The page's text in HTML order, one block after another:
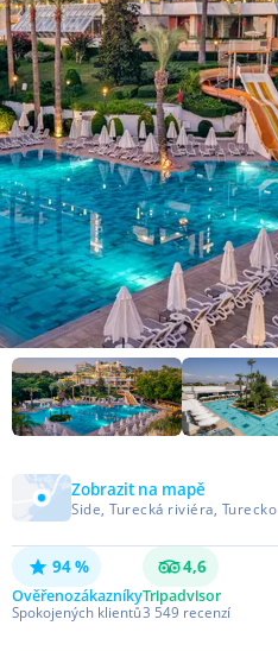
Zobrazit na mapě
Side, Turecká riviéra, Turecko
94 %
Ověřenozákazníky
Spokojených klientů
4,6
Tripadvisor
3 549 recenzí